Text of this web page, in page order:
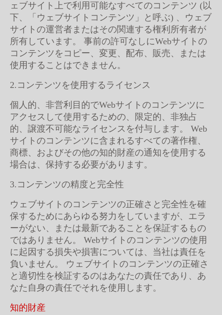
ェブサイト上で利用可能なすべてのコンテンツ (以
下、「ウェブサイトコンテンツ」と呼ぶ) 、ウェブ
サイトの運営者またはその関連する権利所有者が
所有しています。 事前の許可なしにWebサイトの
コンテンツをコピー、変更、配布、販売、または
使用することはできません。
2.コンテンツを使用するライセンス
個人的、非営利目的でWebサイトのコンテンツに
アクセスして使用するための、限定的、非独占
的、譲渡不可能なライセンスを付与します。 Web
サイトのコンテンツに含まれるすべての著作権、
商標、およびその他の知的財産の通知を使用する
場合は、保持する必要があります。
3.コンテンツの精度と完全性
ウェブサイトのコンテンツの正確さと完全性を確
保するためにあらゆる努力をしていますが、エラ
ーがない、または最新であることを保証するもの
ではありません。 Webサイトのコンテンツの使用
に起因する損失や損害については、当社は責任を
負いません。 ウェブサイトのコンテンツの正確さ
と適切性を検証するのはあなたの責任であり、あ
なた自身の責任でそれを使用します。
知的財産